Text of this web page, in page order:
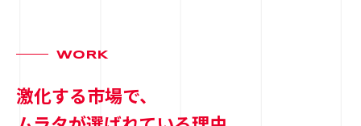
WORK
激化する市場で、